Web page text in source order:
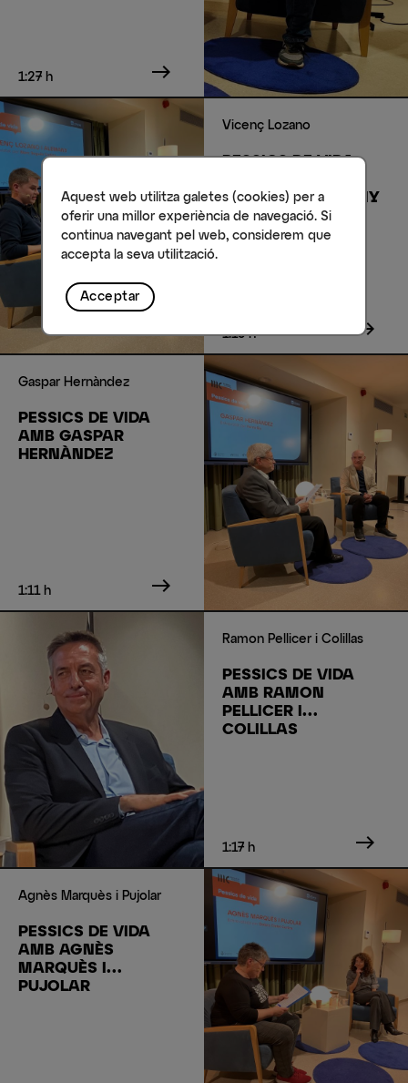
Aquest web utilitza galetes (cookies) per a
oferir una millor experiència de navegació. Si
continua navegant pel web, considerem que
accepta la seva utilització.
Acceptar
1:27 h east
Vicenç Lozano
PESSICS DE VIDA
LOZANO I ALEMANY
1:15 h east
Gaspar Hernàndez
PESSICS DE VIDA
AMB GASPAR
HERNÀNDEZ
1:11 h east
Ramon Pellicer i Colillas
PESSICS DE VIDA
AMB RAMON
PELLICER I
COLILLAS
1:17 h east
Agnès Marquès i Pujolar
PESSICS DE VIDA
AMB AGNÈS
MARQUÈS I
PUJOLAR